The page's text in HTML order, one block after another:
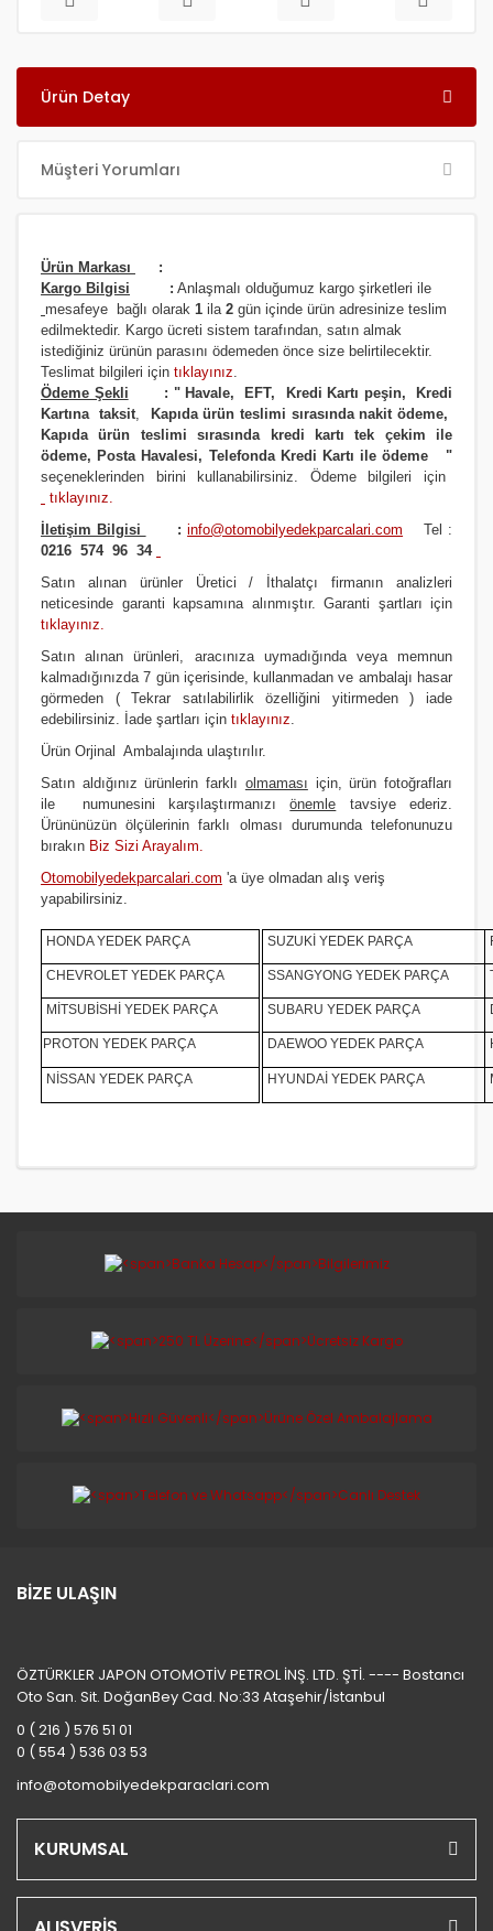
Ürün Detay
Müşteri Yorumları
Ürün Markası
:
Kargo Bilgisi : Anlaşmalı olduğumuz kargo şirketleri ile
mesafeye bağlı olarak 1 ila 2 gün içinde ürün adresinize teslim
edilmektedir. Kargo ücreti sistem tarafından, satın almak
istediğiniz ürünün parasını ödemeden önce size belirtilecektir.
Teslimat bilgileri için tıklayınız.
Ödeme Şekli : " Havale, EFT, Kredi Kartı peşin,
Kredi
Kartına taksit,
Kapıda ürün teslimi sırasında nakit ödeme,
Kapıda ürün teslimi sırasında kredi kartı tek çekim ile
ödeme, Posta Havalesi, Telefonda Kredi Kartı ile ödeme
"
seçeneklerinden birini kullanabilirsiniz. Ödeme bilgileri için
tıklayınız.
İletişim Bilgisi
: info@otomobilyedekparcalari.com Tel :
0216 574 96 34
Satın alınan ürünler Üretici / İthalatçı firmanın analizleri
neticesinde garanti kapsamına alınmıştır. Garanti şartları için
tıklayınız.
Satın alınan ürünleri, aracınıza uymadığında veya memnun
kalmadığınızda 7 gün içerisinde, kullanmadan ve ambalajı hasar
görmeden ( Tekrar satılabilirlik özelliğini yitirmeden ) iade
edebilirsiniz. İade şartları için tıklayınız.
Ürün Orjinal Ambalajında ulaştırılır.
Satın aldığınız ürünlerin farklı olmaması için, ürün fotoğrafları
ile numunesini karşılaştırmanızıönemle tavsiye ederiz.
Ürününüzün ölçülerinin farklı olması durumunda telefonunuzu
bırakın Biz Sizi Arayalım.
Otomobilyedekparcalari.com 'a üye olmadan alış veriş
yapabilirsiniz.
HONDA YEDEK PARÇA SUZUKİ YEDEK PARÇA
CHEVROLET YEDEK PARÇA SSANGYONG YEDEK PARÇA
MİTSUBİSHİ YEDEK PARÇA SUBARU YEDEK PARÇA
PROTON YEDEK PARÇA DAEWOO YEDEK PARÇA
NİSSAN YEDEK PARÇA HYUNDAİ YEDEK PARÇA
BİZE ULAŞIN
ÖZTÜRKLER JAPON OTOMOTİV PETROL İNŞ. LTD. ŞTİ. ---- Bostancı
Oto San. Sit. DoğanBey Cad. No:33 Ataşehir/İstanbul
0 ( 216 ) 576 51 01
0 ( 554 ) 536 03 53
info@otomobilyedekparaclari.com
KURUMSAL